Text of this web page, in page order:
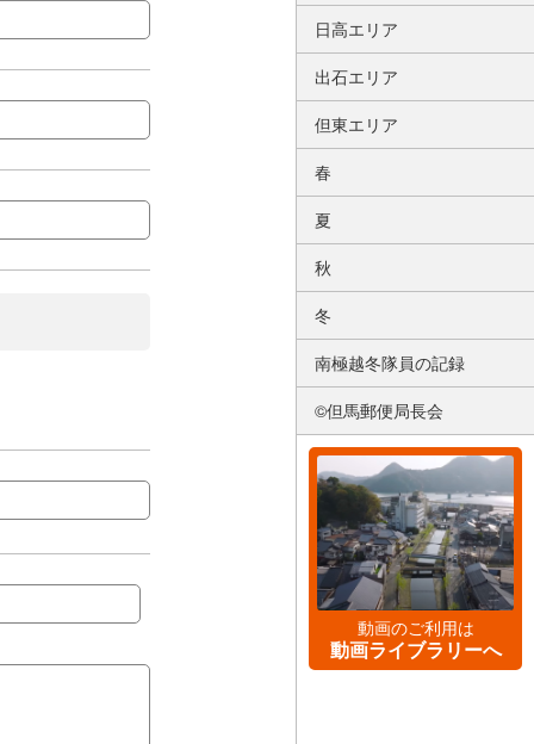
日高エリア
出石エリア
但東エリア
春
夏
秋
冬
南極越冬隊員の記録
©但馬郵便局長会
動画のご利用は
動画ライブラリーへ